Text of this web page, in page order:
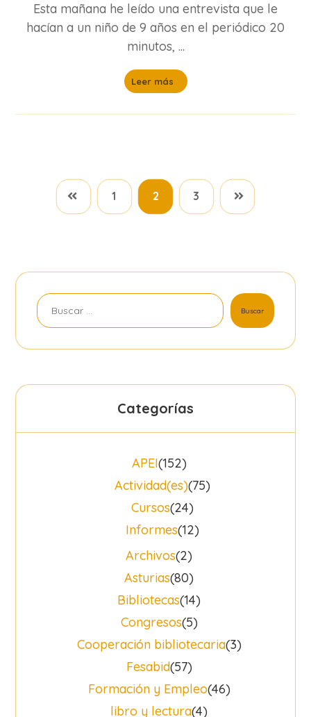
Esta mañana he leído una entrevista que le
hacían a un niño de 9 años en el periódico 20
minutos, ...
Leer más
1 2 3
Buscar
Categorías
APEI(152)
Actividad(es)(75)
Cursos(24)
Informes(12)
Archivos(2)
Asturias(80)
Bibliotecas(14)
Congresos(5)
Cooperación bibliotecaria(3)
Fesabid(57)
Formación y Empleo(46)
libro y lectura(4)